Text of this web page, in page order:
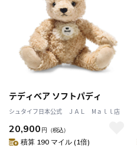
テディベア ソフトパディ
シュタイフ日本公式 ＪＡＬ Mａｌｌ店
20,900 円 （税込）
積算 190 マイル (1倍)